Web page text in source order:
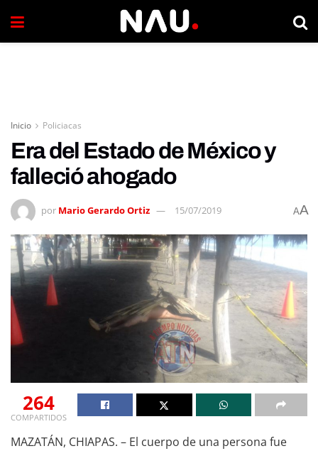
Inicio Policiacas
Era del Estado de México y
falleció ahogado
por Mario Gerardo Ortiz 15/07/2019 AA
264
COMPARTIDOS
MAZATÁN, CHIAPAS. – El cuerpo de una persona fue